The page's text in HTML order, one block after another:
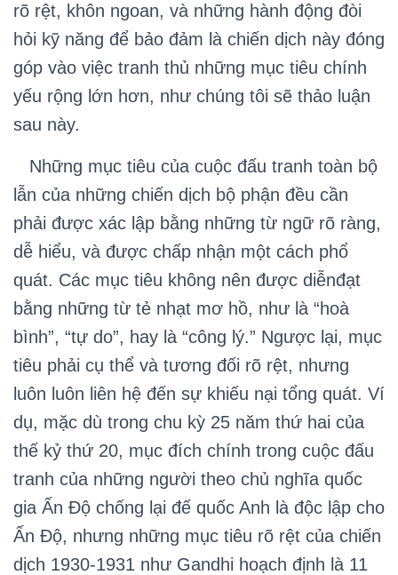
rõ rệt, khôn ngoan, và những hành động đòi
hỏi kỹ năng để bảo đảm là chiến dịch này đóng
góp vào việc tranh thủ những mục tiêu chính
yếu rộng lớn hơn, như chúng tôi sẽ thảo luận
sau này.
Những mục tiêu của cuộc đấu tranh toàn bộ
lẫn của những chiến dịch bộ phận đều cần
phải được xác lập bằng những từ ngữ rõ ràng,
dễ hiểu, và được chấp nhận một cách phổ
quát. Các mục tiêu không nên được diễnđạt
bằng những từ tẻ nhạt mơ hồ, như là “hoà
bình”, “tự do”, hay là “công lý.” Ngược lại, mục
tiêu phải cụ thể và tương đối rõ rệt, nhưng
luôn luôn liên hệ đến sự khiếu nại tổng quát. Ví
dụ, mặc dù trong chu kỳ 25 năm thứ hai của
thế kỷ thứ 20, mục đích chính trong cuộc đấu
tranh của những người theo chủ nghĩa quốc
gia Ấn Độ chống lại đế quốc Anh là độc lập cho
Ấn Độ, nhưng những mục tiêu rõ rệt của chiến
dịch 1930-1931 như Gandhi hoạch định là 11